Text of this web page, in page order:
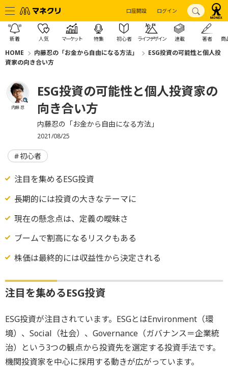
口座開設 ログイン
新着 人気 マーケット 特集 初心者 ライフデザイン 連載 著者 商
HOME 内藤忍の「お金から自由になる方法」
ESG投資の可能性と個人投
資家の向き合い方
内藤 忍
ESG投資の可能性と個人投資家の
向き合い方
内藤忍の「お金から自由になる方法」
2021/08/25
初心者
注目を集めるESG投資
長期的には投資の大きなテーマに
現在の懸念点は、定義の曖昧さ
ブームで割高になるリスクもある
株価は最終的には収益性から決定される
注目を集めるESG投資
ESG投資が注目されています。ESGとはEnvironment（環
境）、Social（社会）、Governance（ガバナンス＝企業統
治）という3つの観点から投資先を選定する投資手法です。
機関投資家を中心に採用する動きが広がっています。